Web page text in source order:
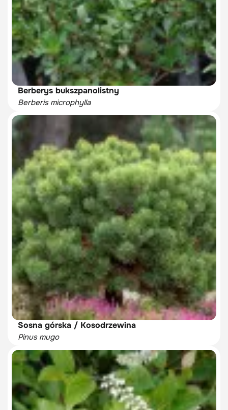
Berberys bukszpanolistny
Berberis microphylla
Sosna górska / Kosodrzewina
Pinus mugo